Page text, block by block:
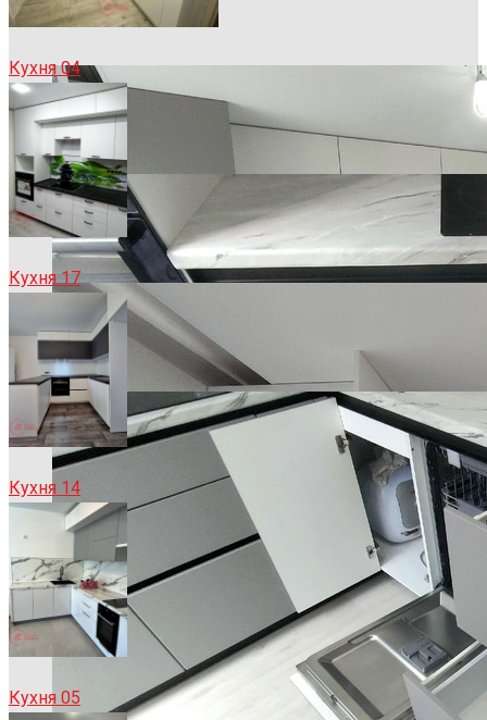
Кухня 04
Кухня 17
Кухня 14
Кухня 05